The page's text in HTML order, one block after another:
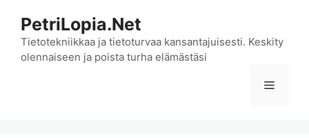
sisältöön
PetriLopia.Net
Tietotekniikkaa ja tietoturvaa kansantajuisesti. Keskity
olennaiseen ja poista turha elämästäsi
Valikko